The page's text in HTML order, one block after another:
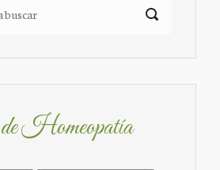
Homeopatía